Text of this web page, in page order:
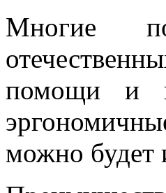
Многие
помощи и
можно будет